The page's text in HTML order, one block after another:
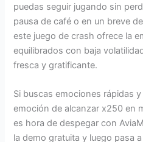
puedas seguir jugando sin
pausa de café o en un breve
este juego de crash ofrece la
equilibrados con baja
fresca y gratificante.
Si buscas emociones rápidas
emoción de alcanzar x250 en
es hora de despegar con
la demo gratuita y luego pasa